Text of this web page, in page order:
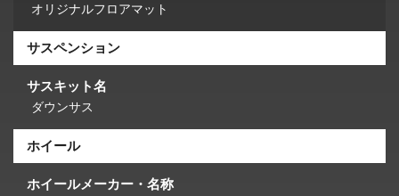
オリジナルフロアマット
サスペンション
サスキット名
ダウンサス
ホイール
ホイールメーカー・名称